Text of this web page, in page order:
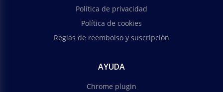
Política de privacidad
Política de cookies
Reglas de reembolso y suscripción
AYUDA
Chrome plugin